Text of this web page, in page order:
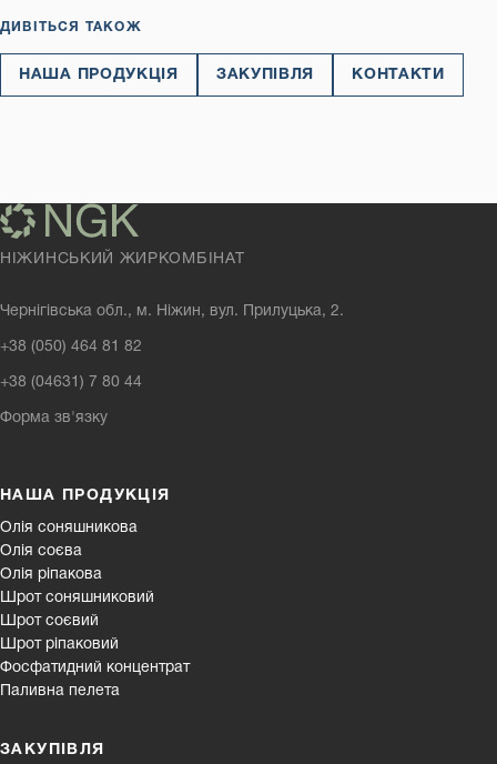
ДИВІТЬСЯ ТАКОЖ
НАША ПРОДУКЦІЯ ЗАКУПІВЛЯ КОНТАКТИ
НІЖИНСЬКИЙ ЖИРКОМБІНАТ
Чернігівська обл., м. Ніжин, вул. Прилуцька, 2.
+38 (050) 464 81 82
+38 (04631) 7 80 44
Форма зв'язку
НАША ПРОДУКЦІЯ
Олія соняшникова
Олія соєва
Олія ріпакова
Шрот соняшниковий
Шрот соєвий
Шрот ріпаковий
Фосфатидний концентрат
Паливна пелета
ЗАКУПІВЛЯ